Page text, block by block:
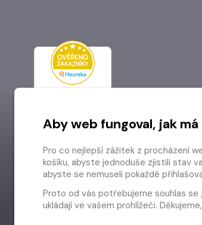
Aby web fungoval, jak
Pro co nejlepší zážitek z procházení
košíku, abyste jednoduše zjistili stav
abyste se nemuseli pokaždé
Proto od vás potřebujeme souhlas se
ukládají ve vašem prohlížeči.